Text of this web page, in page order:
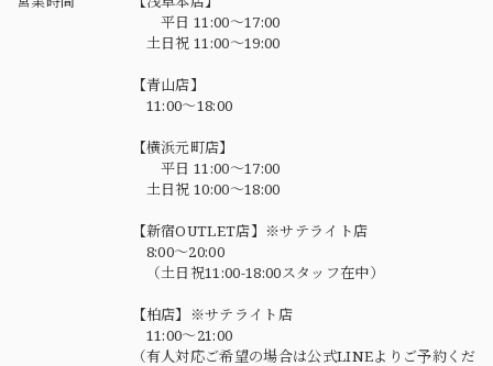
平日 11:00～17:00
土日祝 11:00～19:00
【青山店】
11:00～18:00
【横浜元町店】
平日 11:00～17:00
土日祝 10:00～18:00
【新宿OUTLET店】※サテライト店
8:00～20:00
（土日祝11:00-18:00スタッフ在中）
【柏店】※サテライト店
11:00～21:00
（有人対応ご希望の場合は公式LINEよりご予約くだ